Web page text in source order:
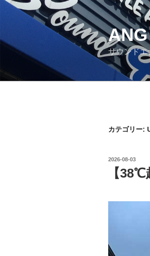
ン
ス
サウンドエ
カテゴリー:
投
2026-08-03
【38℃